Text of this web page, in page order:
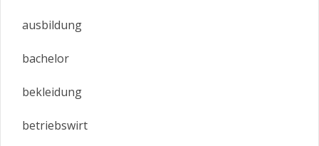
ausbildung
bachelor
bekleidung
betriebswirt